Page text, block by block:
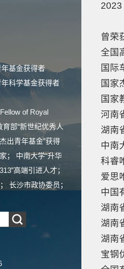
基金获得者
科学基金获得者
of Royal
部“新世纪优秀人
出青年基金”获得
； 中南大学“升华
高端引进人才；
长沙市政协委员；
2023
曾荣
全国
国际
国家
国家
河南
湖南
中南
科睿
爱思
中国
湖南
湖南
湖南
宝钢